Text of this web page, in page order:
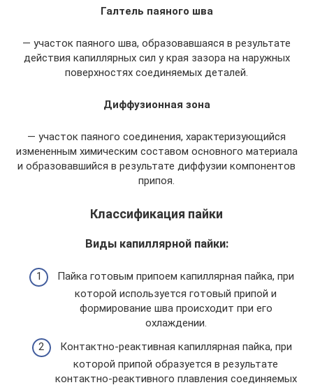
Галтель паяного шва
— участок паяного шва, образовавшаяся в результате
действия капиллярных сил у края зазора на наружных
поверхностях соединяемых деталей.
Диффузионная зона
— участок паяного соединения, характеризующийся
измененным химическим составом основного материала
и образовавшийся в результате диффузии компонентов
припоя.
Классификация пайки
Виды капиллярной пайки:
Пайка готовым припоем капиллярная пайка, при
которой используется готовый припой и
формирование шва происходит при его
охлаждении.
Контактно-реактивная капиллярная пайка, при
которой припой образуется в результате
контактно-реактивного плавления соединяемых